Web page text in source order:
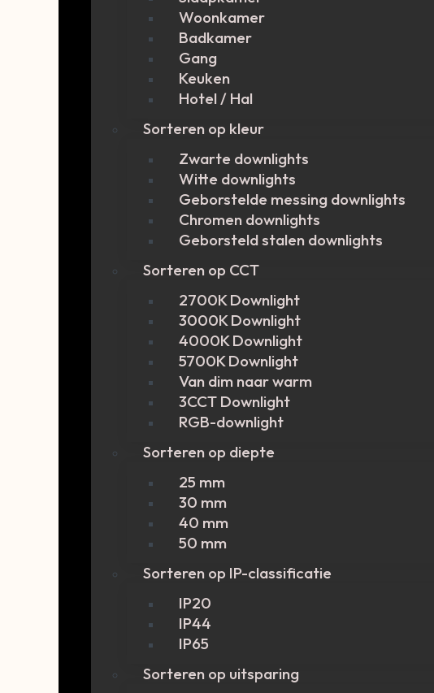
Woonkamer
Badkamer
Gang
Keuken
Hotel / Hal
Sorteren op kleur
Zwarte downlights
Witte downlights
Geborstelde messing downlights
Chromen downlights
Geborsteld stalen downlights
Sorteren op CCT
2700K Downlight
3000K Downlight
4000K Downlight
5700K Downlight
Van dim naar warm
3CCT Downlight
RGB-downlight
Sorteren op diepte
25 mm
30 mm
40 mm
50 mm
Sorteren op IP-classificatie
IP20
IP44
IP65
Sorteren op uitsparing